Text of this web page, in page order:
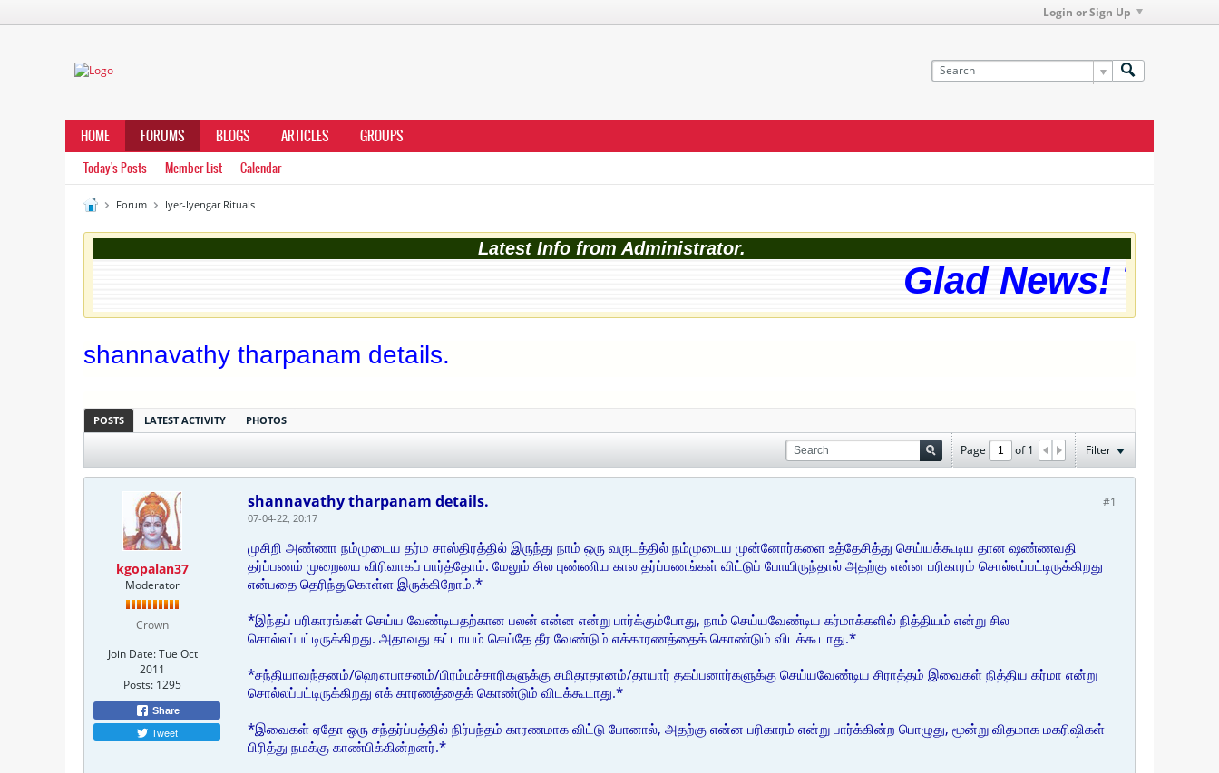
Login or Sign Up
HOME FORUMS BLOGS ARTICLES GROUPS
Today's Posts Member List Calendar
Forum Iyer-Iyengar Rituals
Latest Info from Administrator.
Glad News! The
shannavathy tharpanam details.
POSTS LATEST ACTIVITY PHOTOS
Page of1 Filter
kgopalan37
Moderator
Crown
Join Date: Tue Oct
2011
Posts: 1295
Share
Tweet
#1
shannavathy tharpanam details.
07-04-22, 20:17
முசிறி அண்ணா நம்முடைய தர்ம சாஸ்திரத்தில் இருந்து நாம் ஒரு வருடத்தில் நம்முடைய முன்னோர்களை உத்தேசித்து செய்யக்கூடிய தான ஷண்ணவதி
தர்ப்பணம் முறையை விரிவாகப் பார்த்தோம். மேலும் சில புண்ணிய கால தர்ப்பணங்கள் விட்டுப் போயிருந்தால் அதற்கு என்ன பரிகாரம் சொல்லப்பட்டிருக்கிறது
என்பதை தெரிந்துகொள்ள இருக்கிறோம்.*
*இந்தப் பரிகாரங்கள் செய்ய வேண்டியதற்கான பலன் என்ன என்று பார்க்கும்போது, நாம் செய்யவேண்டிய கர்மாக்களில் நித்தியம் என்று சில
சொல்லப்பட்டிருக்கிறது. அதாவது கட்டாயம் செய்தே தீர வேண்டும் எக்காரணத்தைக் கொண்டும் விடக்கூடாது.*
*சந்தியாவந்தனம்/ஹௌபாசனம்/பிரம்மச்சாரிகளுக்கு சமிதாதானம்/தாயார் தகப்பனார்களுக்கு செய்யவேண்டிய சிராத்தம் இவைகள் நித்திய கர்மா என்று
சொல்லப்பட்டிருக்கிறது எக் காரணத்தைக் கொண்டும் விடக்கூடாது.*
*இவைகள் ஏதோ ஒரு சந்தர்ப்பத்தில் நிர்பந்தம் காரணமாக விட்டு போனால், அதற்கு என்ன பரிகாரம் என்று பார்க்கின்ற பொழுது, மூன்று விதமாக மகரிஷிகள்
பிரித்து நமக்கு காண்பிக்கின்றனர்.*